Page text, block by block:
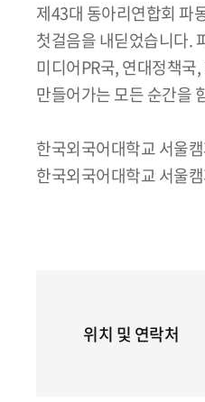
제43대 동아리연합회 파
첫걸음을 내딛었습니다.
미디어PR국, 연대정책
만들어가는 모든 순간을
한국외국어대학교 서울
한국외국어대학교 서울
위치 및 연락처